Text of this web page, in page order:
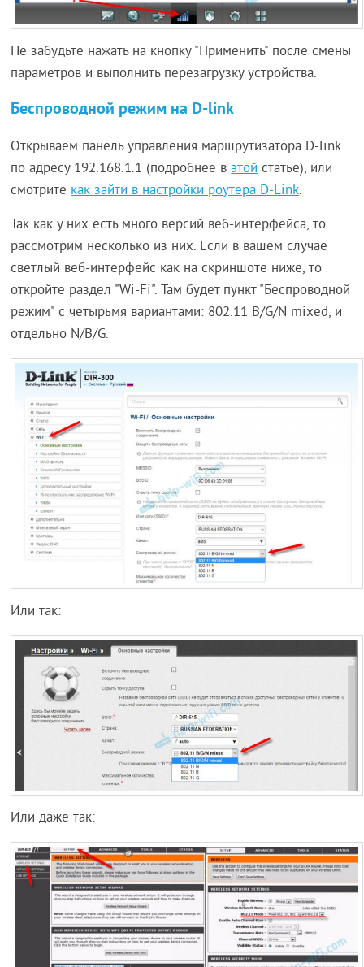
Не забудьте нажать на кнопку "Применить" после смены
параметров и выполнить перезагрузку устройства.
Беспроводной режим на D-link
Открываем панель управления маршрутизатора D-link
по адресу 192.168.1.1 (подробнее вэтойстатье), или
смотритекак зайти в настройки роутера D-Link.
Так как у них есть много версий веб-интерфейса, то
рассмотрим несколько из них. Если в вашем случае
светлый веб-интерфейс как на скриншоте ниже, то
откройте раздел "Wi-Fi". Там будет пункт "Беспроводной
режим" с четырьмя вариантами: 802.11 B/G/N mixed, и
отдельно N/B/G.
Или так:
Или даже так: